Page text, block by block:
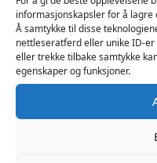
informasjonskapsler for å
Å samtykke til disse
nettleseratferd eller unike ID-
eller trekke tilbake samtykke
egenskaper og funksjoner.
Rimba
1379kr